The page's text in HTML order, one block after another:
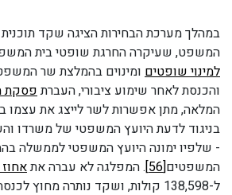
במהלך מערכת הבחירות הציגה שקד
המשפט, שעיקרה החרגת שופטי בית
למינוי שופטים ומינוים בהמלצת שר
והכנסת לאחר שימוע ציבורי, העברתפסקת
המלאה, מתן אפשרות לשר לייצג את
בניגוד לדעת היועץ המשפטי של משרדו
- שלפיו ימונה היועץ המשפטי לממשלה
המשפטים[56] . המפלגה לא עברה את